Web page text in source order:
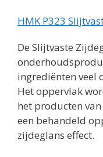
HMK P323
De Slijtvaste
ingrediënten veel
Het oppervlak
het producten
een behandeld
zijdeglans effect.